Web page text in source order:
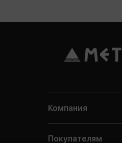
Компания
Покупателям